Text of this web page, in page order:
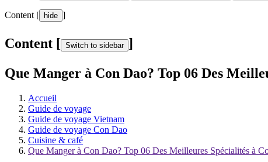
Content [ hide ]
Content [ Switch to sidebar ]
Que Manger à Con Dao? Top 06 Des
Accueil
Guide de voyage
Guide de voyage Vietnam
Guide de voyage Con Dao
Cuisine & café
Que Manger à Con Dao? Top 06 Des Meilleures Spécialités à